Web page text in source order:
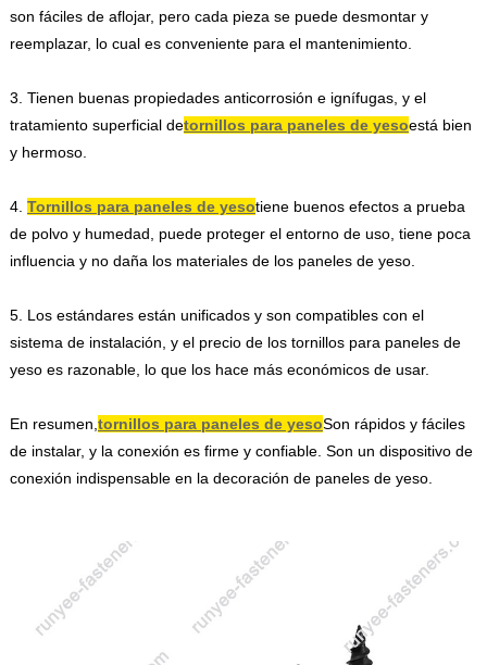
son fáciles de aflojar, pero cada pieza se puede desmontar y
reemplazar, lo cual es conveniente para el mantenimiento.
3. Tienen buenas propiedades anticorrosión e ignífugas, y el
tratamiento superficial detornillos para paneles de yesoestá bien
y hermoso.
4. Tornillos para paneles de yesotiene buenos efectos a prueba
de polvo y humedad, puede proteger el entorno de uso, tiene poca
influencia y no daña los materiales de los paneles de yeso.
5. Los estándares están unificados y son compatibles con el
sistema de instalación, y el precio de los tornillos para paneles de
yeso es razonable, lo que los hace más económicos de usar.
En resumen,tornillos para paneles de yesoSon rápidos y fáciles
de instalar, y la conexión es firme y confiable. Son un dispositivo de
conexión indispensable en la decoración de paneles de yeso.